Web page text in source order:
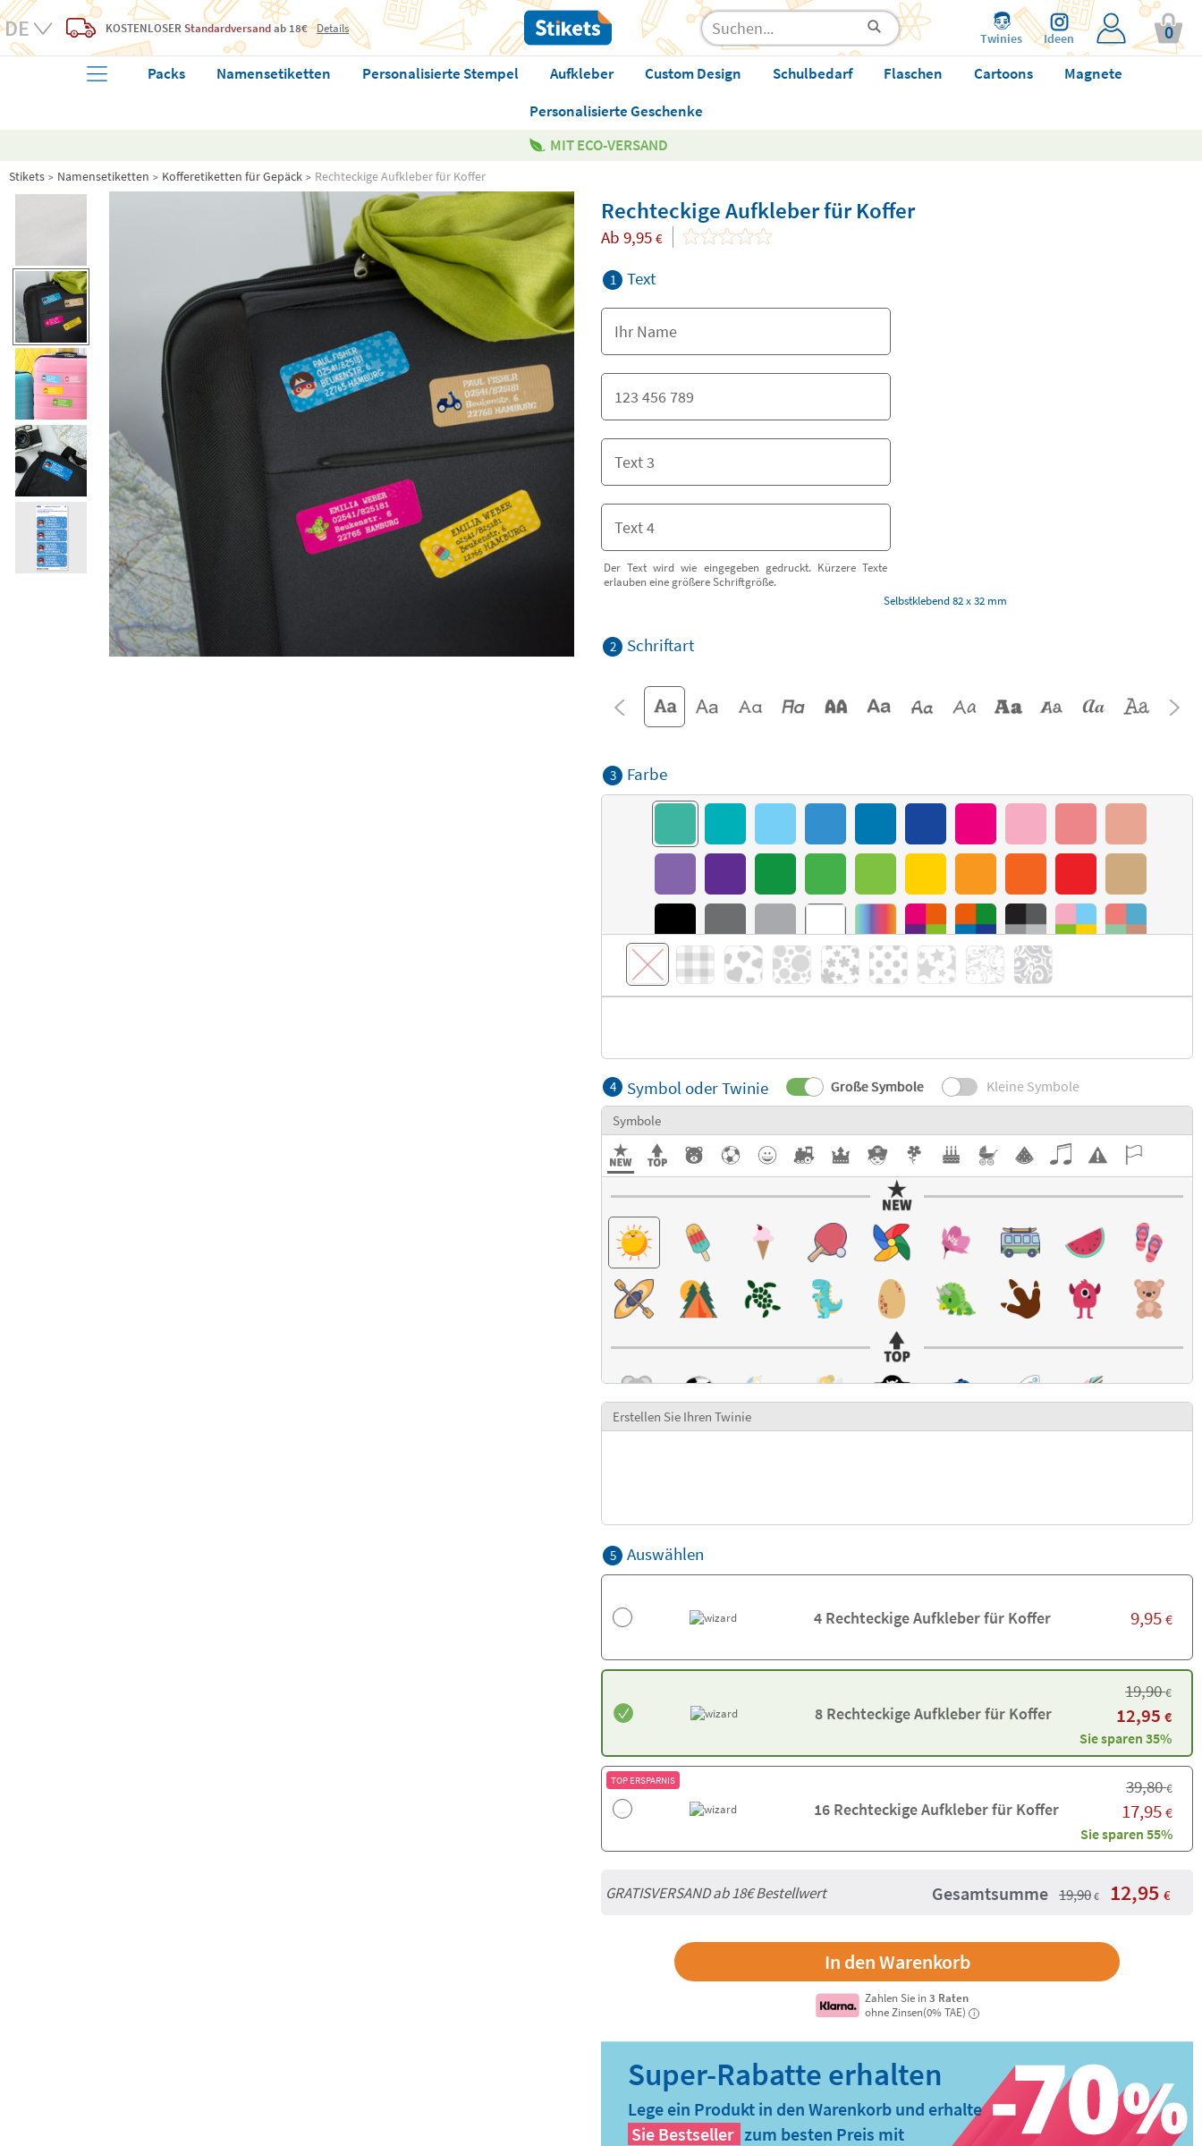
KOSTENLOSER Standardversandab 18€ Details
Twinies Ideen 0
Packs Namensetiketten Personalisierte Stempel Aufkleber Custom Design Schulbedarf Flaschen Cartoons
Magnete
Personalisierte Geschenke
MIT ECO-VERSAND
Stikets Namensetiketten Kofferetiketten für Gepäck Rechteckige Aufkleber für Koffer
Rechteckige Aufkleber für Koffer
Ab 9,95 €
1 Text
Der Text wird wie eingegeben gedruckt. Kürzere Texte
erlauben eine größere Schriftgröße.
Selbstklebend 82 x 32 mm
2 Schriftart
3 Farbe
4 Symbol oder Twinie Große Symbole Kleine Symbole
Symbole
Erstellen Sie Ihren Twinie
5 Auswählen
4 Rechteckige Aufkleber für Koffer 9,95 €
8 Rechteckige Aufkleber für Koffer
19,90€
12,95 €
Sie sparen 35%
TOP ERSPARNIS
16 Rechteckige Aufkleber für Koffer
39,80€
17,95 €
Sie sparen 55%
GRATISVERSAND ab18€Bestellwert Gesamtsumme 19,90 € 12,95 €
Zahlen Sie in3 Raten
ohne Zinsen(0% TAE)
i
Lege ein Produkt in den Warenkorb und erhalte
Sie Bestseller zum besten Preis mit